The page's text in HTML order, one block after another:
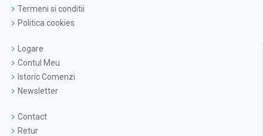
Termeni si conditii
Politica cookies
Logare
Contul Meu
Istoric Comenzi
Newsletter
Contact
Retur